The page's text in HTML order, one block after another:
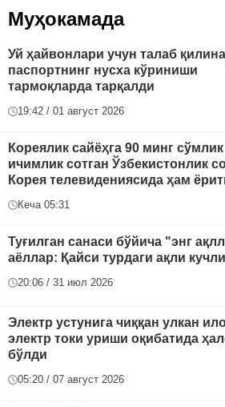
Муҳокамада
Уй ҳайвонлари учун талаб
паспортнинг нусха кўриниши
тармоқларда тарқалди
19:42 / 01 август 2026
Кореялик сайёҳга 90 минг сўмлик
ичимлик сотган Ўзбекистонлик
Корея телевидениясида ҳам
Кеча 05:31
Туғилган санаси бўйича "энг
аёллар: Қайси турдаги ақли
20:06 / 31 июл 2026
Электр устунига чиққан улкан
электр токи уриши оқибатида
бўлди
05:20 / 07 август 2026